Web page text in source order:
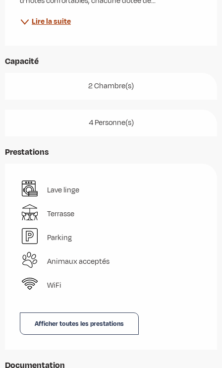
Lire la suite
Capacité
2 Chambre(s)
4 Personne(s)
Prestations
Lave linge
Terrasse
Parking
Animaux acceptés
WiFi
Afficher toutes les prestations
Documentation